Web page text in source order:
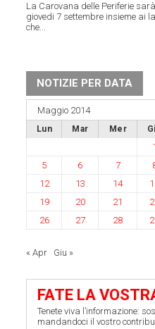
La Carovana delle Periferie
giovedi 7 settembre insieme ai
che...
NOTIZIE PER DATA
Maggio 2014
Lun Mar Mer
1
5
6 7
12
13 14
19
20 21
26
27 28
« Apr Giu »
FATE LA
Tenete viva l’informazione:
mandandoci il vostro